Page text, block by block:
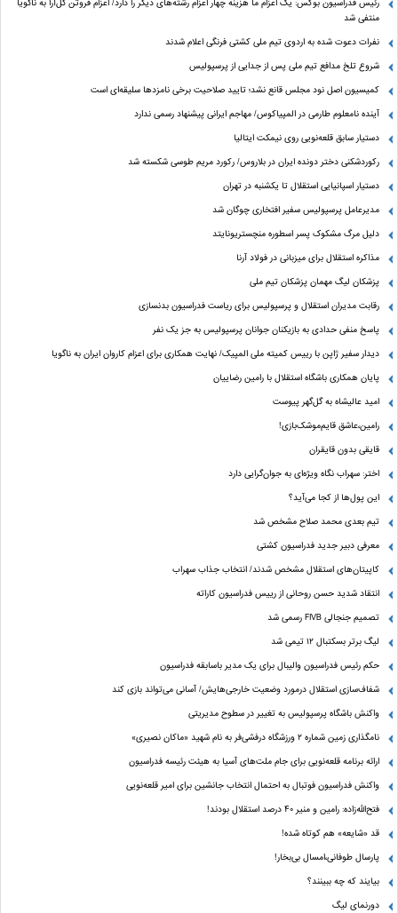
رئیس فدراسیون بوکس: یک اعزام ما هزینه چهار اعزام رشته‌های دیگر را دارد/ اعزام فروتن گل‌آرا به ناگویا
منتفی شد
نفرات دعوت شده به اردوی تیم ملی کشتی فرنگی اعلام شدند
شروع تلخ مدافع تیم ملی پس از جدایی از پرسپولیس
کمیسیون اصل نود مجلس قانع نشد؛ تایید صلاحیت برخی نامزدها سلیقه‌ای است
آینده نامعلوم طارمی در المپیاکوس/ مهاجم ایرانی پیشنهاد رسمی ندارد
دستیار سابق قلعه‌نویی روی نیمکت ایتالیا
رکوردشکنی دختر دونده ایران در بلاروس/ رکورد مریم طوسی شکسته شد
دستیار اسپانیایی استقلال تا یکشنبه در تهران
مدیرعامل پرسپولیس سفیر افتخاری چوگان شد
دلیل مرگ مشکوک پسر اسطوره منچستریونایتد
مذاکره استقلال برای میزبانی در فولاد آرنا
پزشکان لیگ مهمان پزشکان تیم ملی
رقابت مدیران استقلال و پرسپولیس برای ریاست فدراسیون بدنسازی
پاسخ منفی حدادی به بازیکنان جوانان پرسپولیس به جز یک نفر
دیدار سفیر ژاپن با رییس کمیته ملی المپیک/ نهایت همکاری برای اعزام کاروان ایران به ناگویا
پایان همکاری باشگاه استقلال با رامین رضاییان
امید عالیشاه به گل‌گهر پیوست
رامین،عاشق قایم‌موشک‌بازی!
قایقی بدون قایقران
اختر: سهراب نگاه ویژه‌ای به جوان‌گرایی دارد
این پول‌ها از کجا می‌آید؟
تیم بعدی محمد صلاح مشخص شد
معرفی دبیر جدید فدراسیون کشتی
کاپیتان‌های استقلال مشخص شدند/ انتخاب جذاب سهراب
انتقاد شدید حسن روحانی از رییس فدراسیون کاراته
تصمیم جنجالی FIVB رسمی شد
لیگ برتر بسکتبال ۱۲ تیمی شد
حکم رئیس فدراسیون والیبال برای یک مدیر باسابقه فدراسیون
شفاف‌سازی استقلال درمورد وضعیت خارجی‌هایش/ آسانی می‌تواند بازی کند
واکنش باشگاه پرسپولیس به تغییر در سطوح مدیریتی
نامگذاری زمین شماره ۲ ورزشگاه درفشی‌فر به نام شهید «ماکان نصیری»
ارائه برنامه‌ قلعه‌نویی برای جام ملت‌های آسیا به هیئت رئیسه فدراسیون
واکنش فدراسیون فوتبال به احتمال انتخاب جانشین برای امیر قلعه‌نویی
فتح‌الله‌زاده: رامین و منیر 40 درصد استقلال بودند!
قد «شایعه» هم کوتاه شده!
پارسال طوفانی،امسال بی‌بخار!
بیایند که چه ببینند؟
دورنمای لیگ